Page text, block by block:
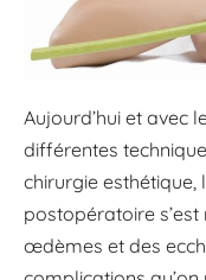
Aujourd’hui et avec
différentes
chirurgie
postopératoire s’est
œdèmes et des